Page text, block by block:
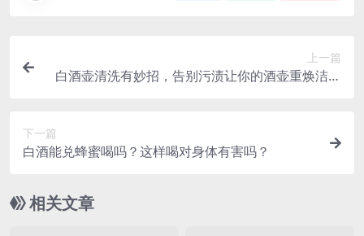
上一篇
白酒壶清洗有妙招，告别污渍让你的酒壶重焕洁净
下一篇
白酒能兑蜂蜜喝吗？这样喝对身体有害吗？
相关文章